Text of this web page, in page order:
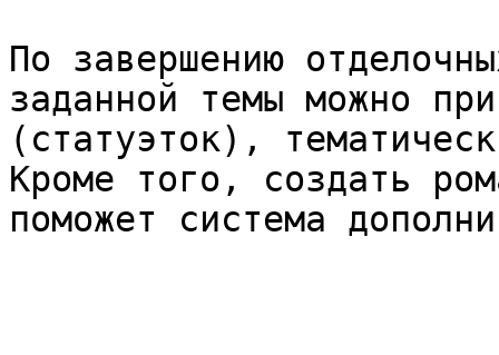
По завершению
заданной темы можно
(статуэток),
Кроме того, создать
поможет система